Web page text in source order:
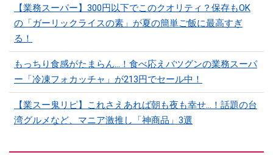
【業務スーパー】300円以下でこのクオリティ？保存もOK
の「ガーリックライスの素」が夏の簡単ご飯に最高すぎ
る！
もっちり食感がたまらん…！食べ応えバツグンの業務スーパ
ー「冷凍フォカッチャ」が213円でセール中！
【業スー鬼リピ】これさえあれば朝も夜も幸せ…！話題の台
湾グルメなど、マニア激推し「神商品」3選